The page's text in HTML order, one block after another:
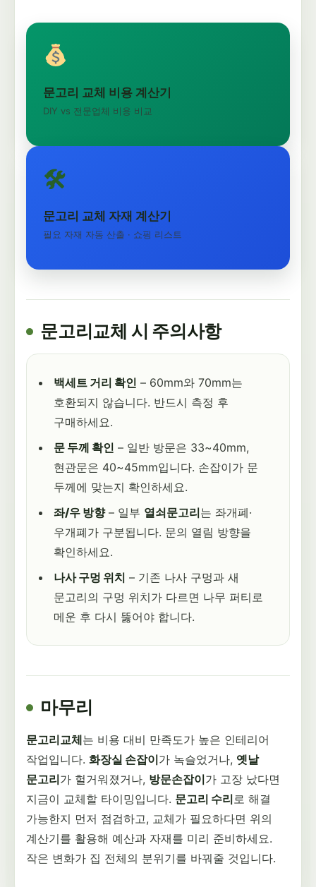
문고리 교체 비용 계산기
DIY vs 전문업체 비용 비교
🛠
문고리 교체 자재 계산기
필요 자재 자동 산출 · 쇼핑 리스트
문고리교체 시 주의사항
백세트 거리 확인 – 60mm와 70mm는
호환되지 않습니다. 반드시 측정 후
구매하세요.
문 두께 확인 – 일반 방문은 33~40mm,
현관문은 40~45mm입니다. 손잡이가 문
두께에 맞는지 확인하세요.
좌/우 방향– 일부 열쇠문고리는 좌개폐·
우개폐가 구분됩니다. 문의 열림 방향을
확인하세요.
나사 구멍 위치 – 기존 나사 구멍과 새
문고리의 구멍 위치가 다르면 나무 퍼티로
메운 후 다시 뚫어야 합니다.
마무리
문고리교체는 비용 대비 만족도가 높은 인테리어
작업입니다. 화장실 손잡이가 녹슬었거나, 옛날
문고리가 헐거워졌거나, 방문손잡이가 고장 났다면
지금이 교체할 타이밍입니다. 문고리 수리 로 해결
가능한지 먼저 점검하고, 교체가 필요하다면 위의
계산기를 활용해 예산과 자재를 미리 준비하세요.
작은 변화가 집 전체의 분위기를 바꿔줄 것입니다.